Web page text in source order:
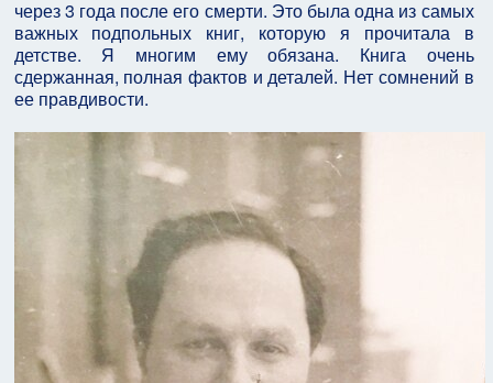
через 3 года после его смерти. Это была одна из самых
важных подпольных книг, которую я прочитала в
детстве. Я многим ему обязана. Книга очень
сдержанная, полная фактов и деталей. Нет сомнений в
ее правдивости.